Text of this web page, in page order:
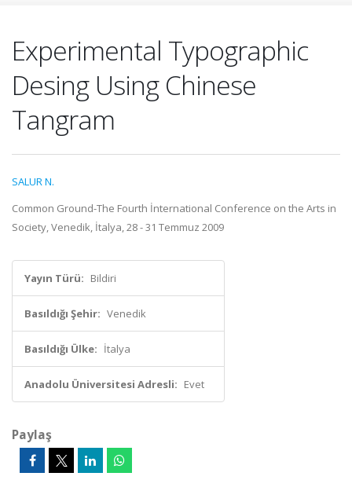
Experimental Typographic
Desing Using Chinese
Tangram
SALUR N.
Common Ground-The Fourth İnternational Conference on the Arts in
Society, Venedik, İtalya, 28 - 31 Temmuz 2009
Yayın Türü: Bildiri
Basıldığı Şehir: Venedik
Basıldığı Ülke: İtalya
Anadolu Üniversitesi Adresli: Evet
Paylaş